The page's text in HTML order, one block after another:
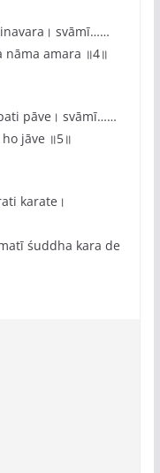
svāmī……
amara ॥4॥
pāve। svāmī……
jāve ॥5॥
karate।
śuddha kara de